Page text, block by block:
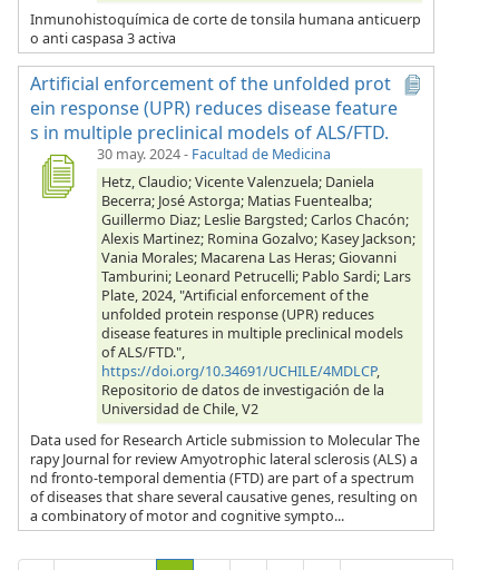
Inmunohistoquímica de corte de tonsila humana anticuerp
o anti caspasa 3 activa
Artificial enforcement of the unfolded prot
ein response (UPR) reduces disease feature
s in multiple preclinical models of ALS/FTD.
30 may. 2024- Facultad de Medicina
Hetz, Claudio; Vicente Valenzuela; Daniela
Becerra; José Astorga; Matias Fuentealba;
Guillermo Diaz; Leslie Bargsted; Carlos Chacón;
Alexis Martinez; Romina Gozalvo; Kasey Jackson;
Vania Morales; Macarena Las Heras; Giovanni
Tamburini; Leonard Petrucelli; Pablo Sardi; Lars
Plate, 2024, "Artificial enforcement of the
unfolded protein response (UPR) reduces
disease features in multiple preclinical models
of ALS/FTD.",
https://doi.org/10.34691/UCHILE/4MDLCP,
Repositorio de datos de investigación de la
Universidad de Chile, V2
Data used for Research Article submission to Molecular The
rapy Journal for review Amyotrophic lateral sclerosis (ALS) a
nd fronto-temporal dementia (FTD) are part of a spectrum
of diseases that share several causative genes, resulting on
a combinatory of motor and cognitive sympto...